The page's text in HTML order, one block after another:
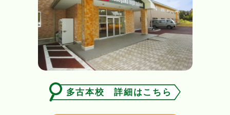
多古本校 詳細はこちら